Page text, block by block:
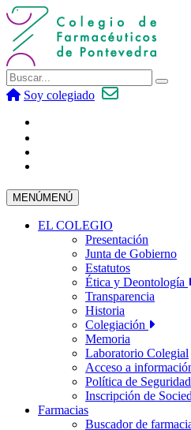
Soy colegiado
MENÚMENÚ
EL COLEGIO
Presentación
Junta de Gobierno
Estatutos
Ética y Deontología
Transparencia
Historia
Colegiación
Memoria
Laboratorio Colegial
Acceso a
Política de
Inscripción de
Farmacias
Buscador de